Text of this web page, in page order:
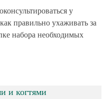
у
правильно ухаживать за
набора необходимых
и когтями